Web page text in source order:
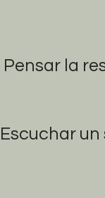
Pensar la
Escuchar